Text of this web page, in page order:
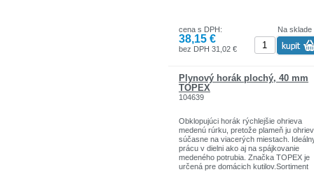
Na sklade
cena s DPH:
38,15 €
bez DPH 31,02 €
Plynový horák plochý, 40 mm
TOPEX
104639
Obklopujúci horák rýchlejšie ohrieva
medenú rúrku, pretože plameň ju
súčasne na viacerých miestach.
prácu v dielni ako aj na spájkovanie
medeného potrubia. Značka TOPEX je
určená pre domácich kutilov.Sortiment